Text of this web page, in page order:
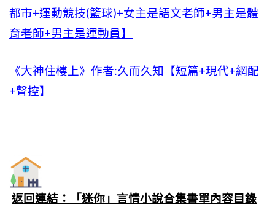
都市+運動競技(籃球)+女主是語文老師+男主是體
育老師+男主是運動員】
《大神住樓上》作者:久而久知【短篇+現代+網配
+聲控】
返回連結：「迷你」言情小說合集書單內容目錄